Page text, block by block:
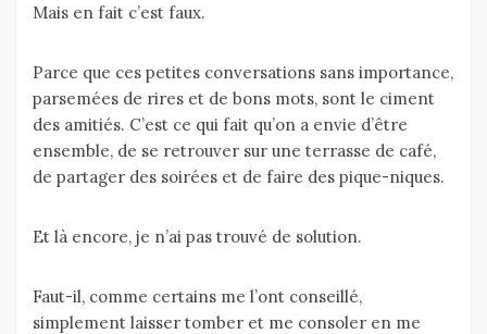
Mais en fait c’est faux.
Parce que ces petites conversations sans importance,
parsemées de rires et de bons mots, sont le ciment
des amitiés. C’est ce qui fait qu’on a envie d’être
ensemble, de se retrouver sur une terrasse de café,
de partager des soirées et de faire des pique-niques.
Et là encore, je n’ai pas trouvé de solution.
Faut-il, comme certains me l’ont conseillé,
simplement laisser tomber et me consoler en me